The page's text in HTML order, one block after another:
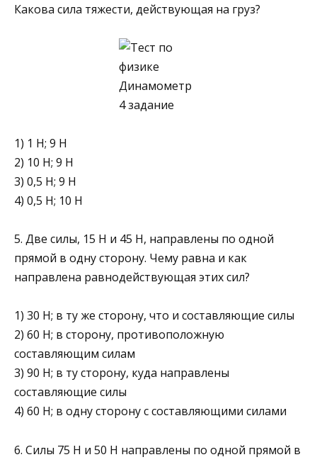
Какова сила тяжести, действу­ющая на груз?
1) 1 Н; 9 Н
2) 10 Н; 9 Н
3) 0,5 Н; 9 Н
4) 0,5 Н; 10 Н
5. Две силы, 15 Н и 45 Н, направлены по одной
прямой в одну сторону. Чему равна и как
направлена равнодействующая этих сил?
1) 30 Н; в ту же сторону, что и составляющие силы
2) 60 Н; в сторону, противоположную
составляющим силам
3) 90 Н; в ту сторону, куда направлены
составляющие силы
4) 60 Н; в одну сторону с составляющими силами
6. Силы 75 Н и 50 Н направлены по одной прямой в